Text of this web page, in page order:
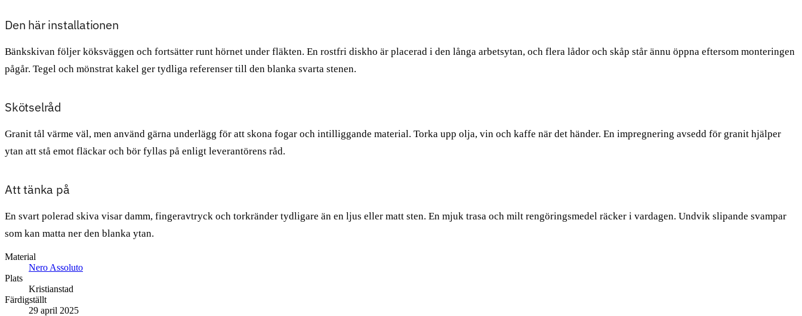
Den här installationen
Bänkskivan följer köksväggen och fortsätter runt hörnet under fläkten. En rostfri diskho är placerad i den långa arbetsytan, och flera lådor och skåp står ännu öppna eftersom monteringen
pågår. Tegel och mönstrat kakel ger tydliga referenser till den blanka svarta stenen.
Skötselråd
Granit tål värme väl, men använd gärna underlägg för att skona fogar och intilliggande material. Torka upp olja, vin och kaffe när det händer. En impregnering avsedd för granit hjälper
ytan att stå emot fläckar och bör fyllas på enligt leverantörens råd.
Att tänka på
En svart polerad skiva visar damm, fingeravtryck och torkränder tydligare än en ljus eller matt sten. En mjuk trasa och milt rengöringsmedel räcker i vardagen. Undvik slipande svampar
som kan matta ner den blanka ytan.
Material
Nero Assoluto
Plats
Kristianstad
Färdigställt
29 april 2025